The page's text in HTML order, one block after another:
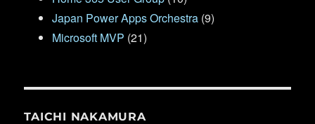
Japan Power Apps Orchestra (9)
Microsoft MVP (21)
TAICHI NAKAMURA